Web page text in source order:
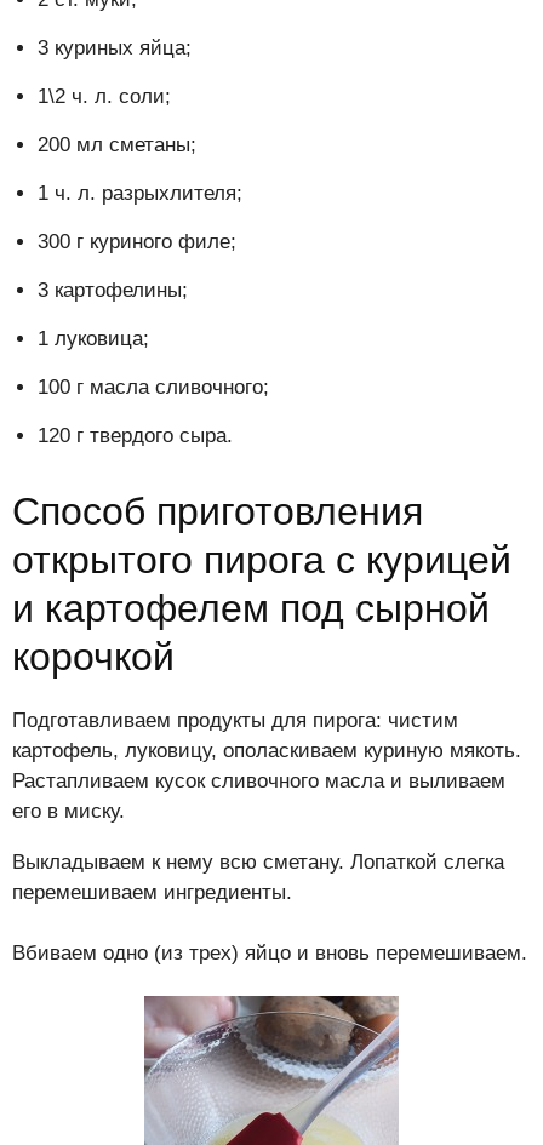
3 куриных яйца;
1\2 ч. л. соли;
200 мл сметаны;
1 ч. л. разрыхлителя;
300 г куриного филе;
3 картофелины;
1 луковица;
100 г масла сливочного;
120 г твердого сыра.
Способ приготовления
открытого пирога с курицей
и картофелем под сырной
корочкой
Подготавливаем продукты для пирога: чистим
картофель, луковицу, ополаскиваем куриную мякоть.
Растапливаем кусок сливочного масла и выливаем
его в миску.
Выкладываем к нему всю сметану. Лопаткой слегка
перемешиваем ингредиенты.
Вбиваем одно (из трех) яйцо и вновь перемешиваем.